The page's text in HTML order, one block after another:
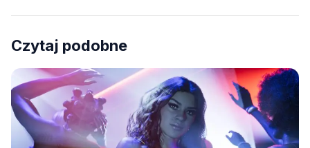
Czytaj podobne